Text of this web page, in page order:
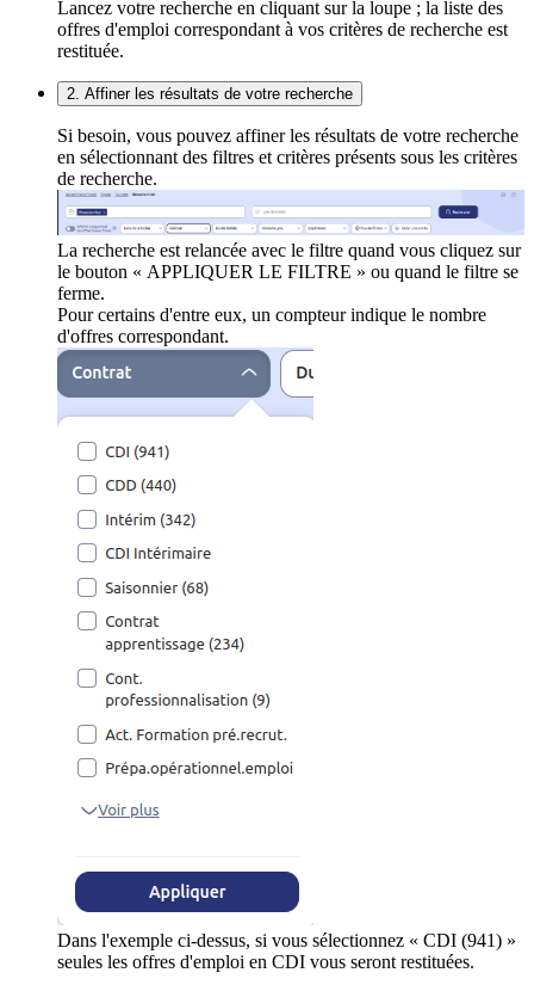
Lancez votre recherche en cliquant sur la loupe ; la liste des
offres d'emploi correspondant à vos critères de recherche est
restituée.
2. Affiner les résultats de votre recherche
Si besoin, vous pouvez affiner les résultats de votre recherche
en sélectionnant des filtres et critères présents sous les critères
de recherche.
La recherche est relancée avec le filtre quand vous cliquez sur
le bouton « APPLIQUER LE FILTRE » ou quand le filtre se
ferme.
Pour certains d'entre eux, un compteur indique le nombre
d'offres correspondant.
Dans l'exemple ci-dessus, si vous sélectionnez « CDI (941) »
seules les offres d'emploi en CDI vous seront restituées.